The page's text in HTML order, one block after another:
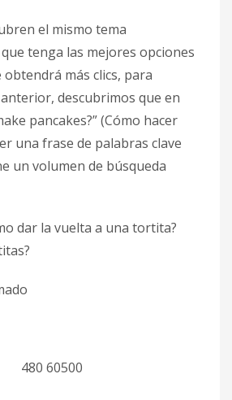
el mismo tema
tenga las mejores opciones
obtendrá más clics, para
descubrimos que en
pancakes?” (Cómo hacer
una frase de palabras clave
un volumen de búsqueda
dar la vuelta a una tortita?
60500